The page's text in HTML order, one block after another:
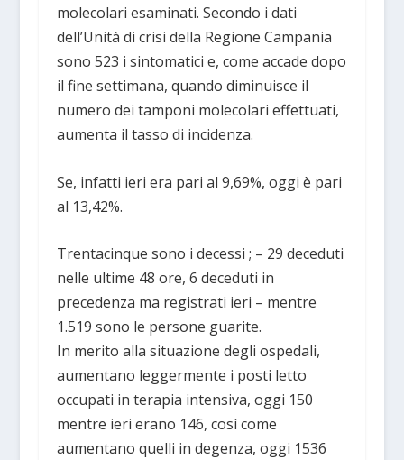
molecolari esaminati. Secondo i dati
dell’Unità di crisi della Regione Campania
sono 523 i sintomatici e, come accade dopo
il fine settimana, quando diminuisce il
numero dei tamponi molecolari effettuati,
aumenta il tasso di incidenza.
Se, infatti ieri era pari al 9,69%, oggi è pari
al 13,42%.
Trentacinque sono i decessi ; – 29 deceduti
nelle ultime 48 ore, 6 deceduti in
precedenza ma registrati ieri – mentre
1.519 sono le persone guarite.
In merito alla situazione degli ospedali,
aumentano leggermente i posti letto
occupati in terapia intensiva, oggi 150
mentre ieri erano 146, così come
aumentano quelli in degenza, oggi 1536